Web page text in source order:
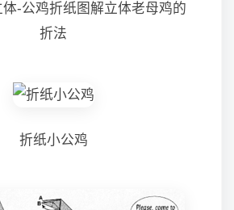
-公鸡折纸图解立体老母鸡的
折法
折纸小公鸡